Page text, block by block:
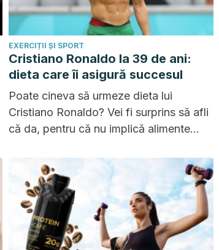
EXERCIȚII ȘI SPORT
Cristiano Ronaldo la 39 de ani:
dieta care îi asigură succesul
Poate cineva să urmeze dieta lui
Cristiano Ronaldo? Vei fi surprins să afli
că da, pentru că nu implică alimente
sănătoase.